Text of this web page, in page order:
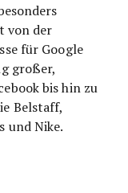
von der
für Google
großer,
bis hin zu
Belstaff,
und Nike.